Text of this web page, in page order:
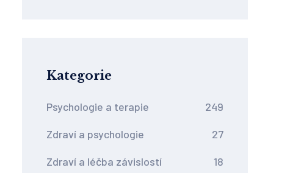
Kategorie
Psychologie a terapie 249
Zdraví a psychologie 27
Zdraví a léčba závislostí 18